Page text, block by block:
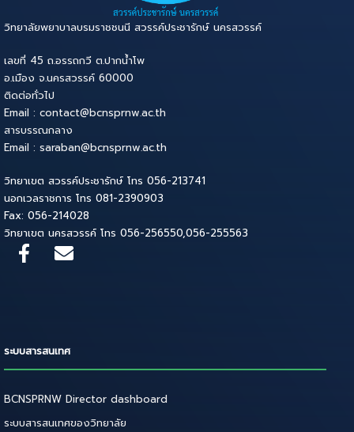
วิทยาลัยพยาบาลบรมราชชนนี สวรรค์ประชารักษ์ นครสวรรค์
เลขที่ 45 ถ.อรรถกวี ต.ปากน้ำโพ
อ.เมือง จ.นครสวรรค์ 60000
ติดต่อทั่วไป
Email : contact@bcnsprnw.ac.th
สารบรรณกลาง
Email : saraban@bcnsprnw.ac.th
วิทยาเขต สวรรค์ประชารักษ์ โทร 056-213741
นอกเวลราชการ โทร 081-2390903
Fax: 056-214028
วิทยาเขต นครสวรรค์ โทร 056-256550,056-255563
ระบบสารสนเทศ
BCNSPRNW Director dashboard
ระบบสารสนเทศของวิทยาลัย